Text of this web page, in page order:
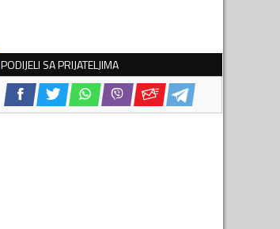
PODIJELI SA PRIJATELJIMA